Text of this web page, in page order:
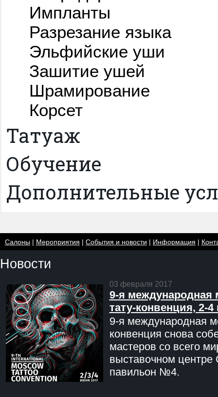
Импланты
Разрезание языка
Эльфийские уши
Зашитие ушей
Шрамирование
Корсет
Татуаж
Обучение
Дополнительные
Салоны| Мероприятия | События и новости | Информация |
Новости
03 февраля 2017
9-я международная
тату-конвенция, 2-
9-я международная
конвенция снова
мастеров со всего
выставочном центре
павильон №4.